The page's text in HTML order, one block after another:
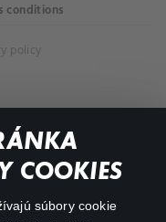
COOKIES
súbory cookie
conditions
policy